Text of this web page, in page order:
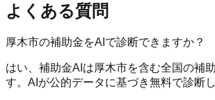
よくある質問
厚木市の補助金をAIで診断できますか？
はい、補助金AIは厚木市を含む全国の補
す。AIが公的データに基づき無料で診断し